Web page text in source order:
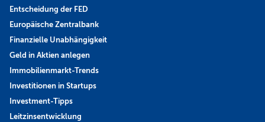
Entscheidung der FED
Europäische Zentralbank
Finanzielle Unabhängigkeit
Geld in Aktien anlegen
Immobilienmarkt-Trends
Investitionen in Startups
Investment-Tipps
Leitzinsentwicklung